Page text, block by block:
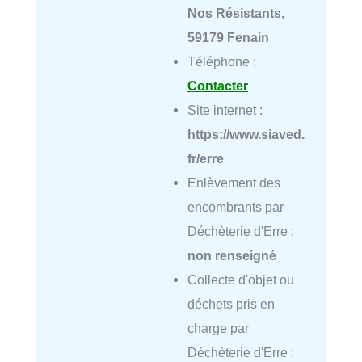
Nos Résistants,
59179 Fenain
Téléphone :
Contacter
Site internet :
https://www.siaved.
fr/erre
Enlèvement des
encombrants par
Déchèterie d'Erre :
non renseigné
Collecte d'objet ou
déchets pris en
charge par
Déchèterie d'Erre :